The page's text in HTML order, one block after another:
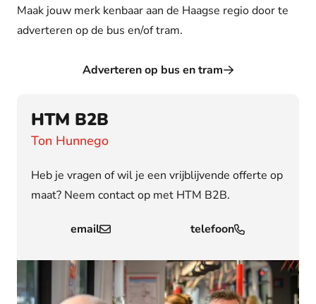
Maak jouw merk kenbaar aan de Haagse regio door te
adverteren op de bus en/of tram.
Adverteren op bus en tram
HTM B2B
Ton Hunnego
Heb je vragen of wil je een vrijblijvende offerte op
maat? Neem contact op met HTM B2B.
email telefoon